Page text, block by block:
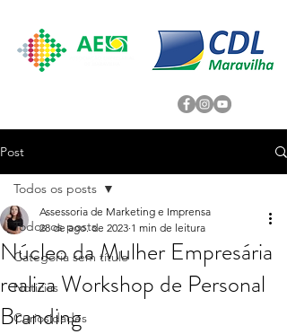
Post
Todos os posts
Categoria sem título
Noticias
Curiosidades
Todos os posts
Núcleo da Mulher Empresária
realiza Workshop de Personal
Branding
Assessoria de Marketing e Imprensa
28 de ago. de 2023 1 min de leitura